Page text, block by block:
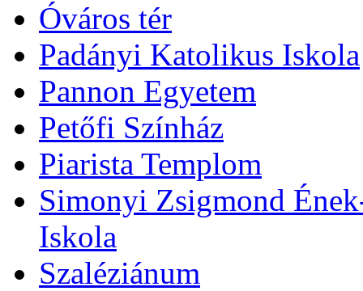
Óváros tér
Padányi Katolikus Iskola
Pannon Egyetem
Petőfi Színház
Piarista Templom
Simonyi Zsigmond
Iskola
Szaléziánum